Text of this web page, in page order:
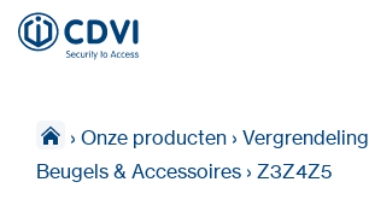
› Onze producten › Vergrendeling
Beugels & Accessoires › Z3Z4Z5